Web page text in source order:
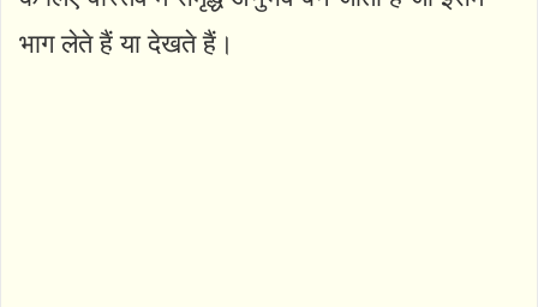
भाग लेते हैं या देखते हैं।